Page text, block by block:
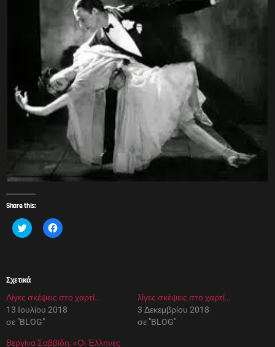
Share this:
Κ
λ
α
κ
ι
ν
ο
π
Π
α
α
κ
ο
ο
Σχετικά
Λίγες σκέψεις στο χαρτί…
13 Ιουλίου 2018
σε "BLOG"
λίγες σκέψεις στο χαρτί…
3 Δεκεμβρίου 2018
σε "BLOG"
Βεργίνα Σαββίδη: «Οι Έλληνες